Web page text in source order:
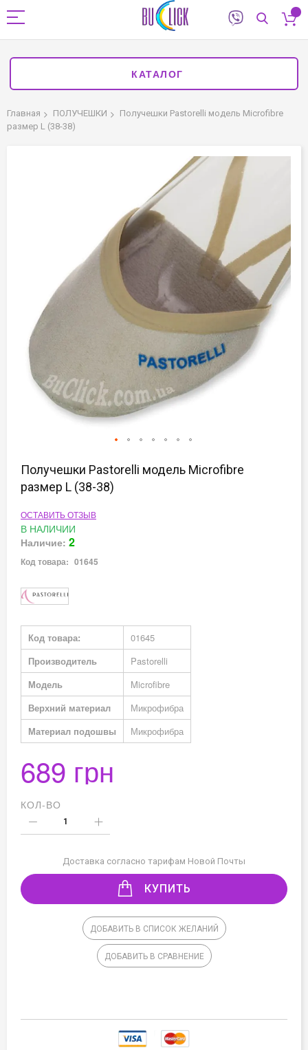
КАТАЛОГ
Главная ПОЛУЧЕШКИ
Получешки Pastorelli модель Microfibre
размер L (38-38)
началу
галереи
Получешки Pastorelli модель Microfibre
размер L (38-38)
ОСТАВИТЬ ОТЗЫВ
В НАЛИЧИИ
Наличие: 2
Код товара: 01645
Подробная
информация
Код товара:
01645
Производитель
Pastorelli
Модель
Microfibre
Верхний материал
Микрофибра
Материал подошвы
Микрофибра
689 грн
КОЛ-ВО
Доставка согласно тарифам Новой Почты
КУПИТЬ
ДОБАВИТЬ В СПИСОК ЖЕЛАНИЙ
ДОБАВИТЬ В СРАВНЕНИЕ